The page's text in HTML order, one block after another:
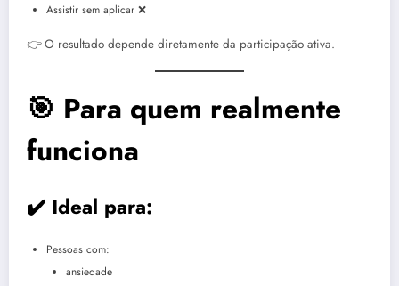
Assistir sem aplicar ❌
👉 O resultado depende diretamente da participação ativa.
🎯 Para quem realmente
funciona
✔️ Ideal para:
Pessoas com:
ansiedade